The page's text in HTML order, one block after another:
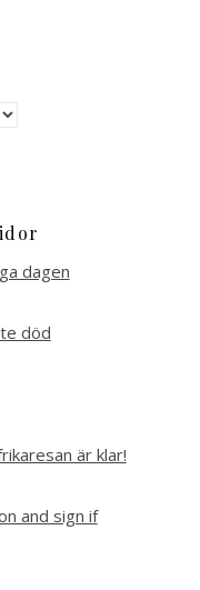
dagen
död
är klar!
and sign if